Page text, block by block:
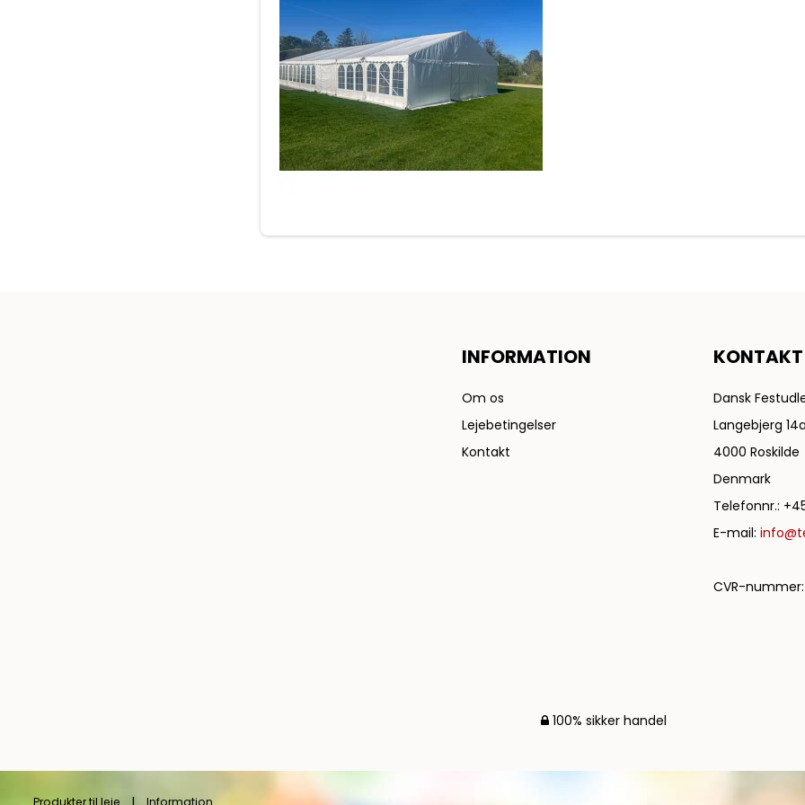
INFORMATION
Om os
Lejebetingelser
Kontakt
KONTAKT
Dansk
Langebjerg 14a
4000 Roskilde
Denmark
Telefonnr.:
E-mail:
CVR-nummer:
100% sikker handel
Produkter til leje Information